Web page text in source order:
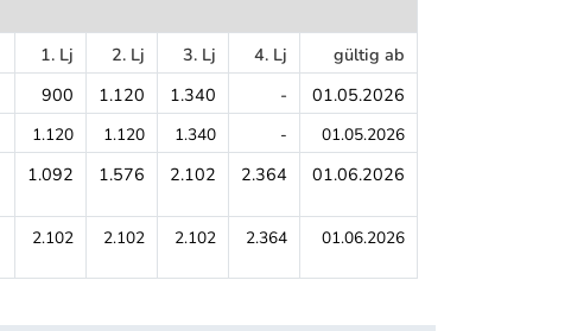
1. Lj 2. Lj 3. Lj 4. Lj
gültig ab
900 1.120 1.340 - 01.05.2026
1.120 1.120 1.340 - 01.05.2026
1.092 1.576 2.102 2.364 01.06.2026
2.102 2.102 2.102 2.364 01.06.2026